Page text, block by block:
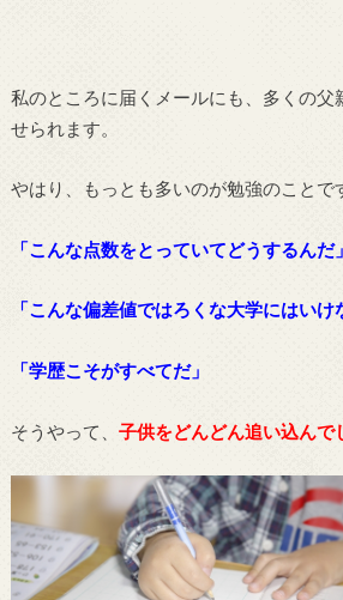
私のところに届くメールにも、多くの父
せられます。
やはり、もっとも多いのが勉強のことで
「こんな点数をとっていてどうするんだ」
「こんな偏差値ではろくな大学にはいけ
「学歴こそがすべてだ」
そうやって、 子供をどんどん追い込んで